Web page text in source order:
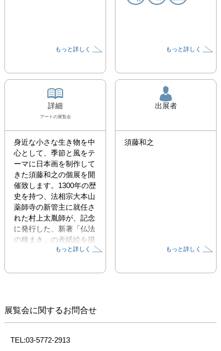
もっと詳しく もっと詳しく
詳細
アート の展覧会
身近な小さな生き物を中
心として、季節と風をテ
ーマに日本画を制作して
きた須藤和之の個展を開
催致します。1300年の歴
史を持つ、法相宗大本山
薬師寺の新管主に就任さ
れた村上太胤師が、記念
に発行した、新著「仏法
の種まき」の表紙絵を描
くなど、近年活躍の場を
ており、本展覧会では、
開すると共に、村上太胤
管主の法話を行うなど、
ます。
もっと詳しく
出展者
須藤和之
もっと詳しく
展覧会に関するお問合せ
TEL:03-5772-2913